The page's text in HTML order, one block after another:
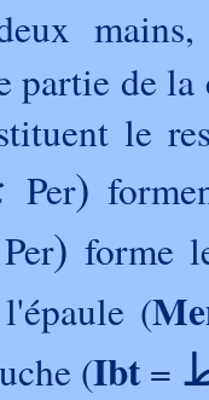
partie de la
le
Per)
Per) forme
(
(Ibt=